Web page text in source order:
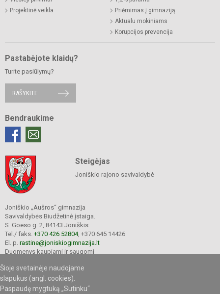
Šioje svetainėje naudojame
slapukus (angl. cookies).
Paspaudę mygtuką „Sutinku“
Projektinė veikla
Priėmimas į gimnaziją
Aktualu mokiniams
Korupcijos prevencija
Pastabėjote klaidų?
Turite pasiūlymų?
RAŠYKITE
Bendraukime
Steigėjas
Joniškio rajono savivaldybė
Joniškio „Aušros“ gimnazija
Savivaldybės Biudžetinė įstaiga.
S. Goeso g. 2, 84143 Joniškis
Tel./ faks. +370 426 52804, +370 645 14426
El. p. rastine@joniskiogimnazija.lt
Duomenys kaupiami ir saugomi
Įmonės kodas 290565040